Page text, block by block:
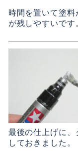
時間を置いて塗
が残しやすいです
最後の仕上げに
しておきました。